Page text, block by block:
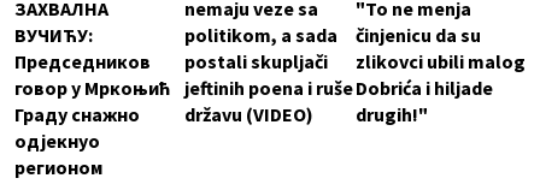
ЗАХВАЛНА
ВУЧИЋУ:
Председников
говор у Мркоњић
Граду снажно
одјекнуо
регионом
nemaju veze sa
politikom, a sada
postali skupljači
jeftinih poena i ruše
državu (VIDEO)
"To ne menja
činjenicu da su
zlikovci ubili malog
Dobrića i hiljade
drugih!"